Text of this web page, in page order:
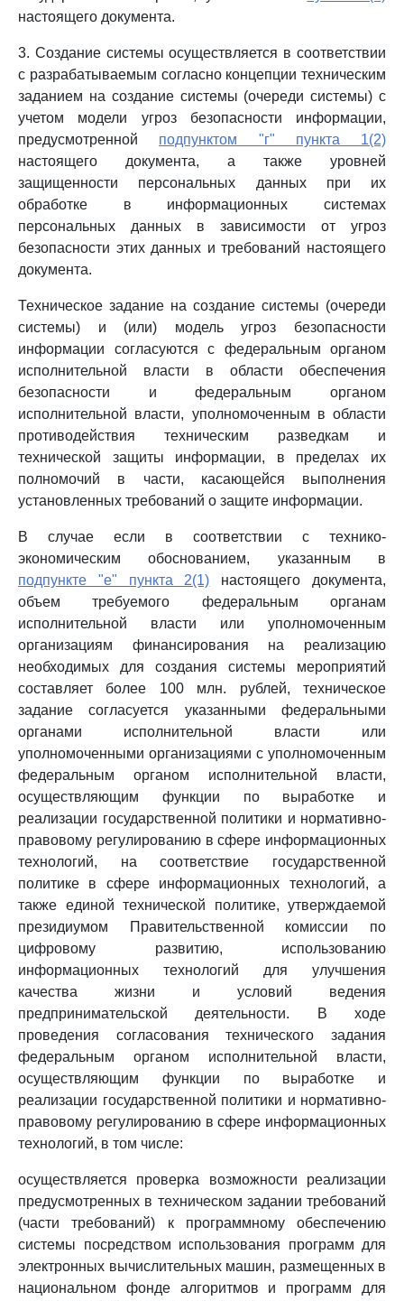
настоящего документа.
3. Создание системы осуществляется в соответствии
с разрабатываемым согласно концепции техническим
заданием на создание системы (очереди системы) с
учетом модели угроз безопасности информации,
предусмотренной подпунктом "г" пункта 1(2)
настоящего документа, а также уровней
защищенности персональных данных при их
обработке в информационных системах
персональных данных в зависимости от угроз
безопасности этих данных и требований настоящего
документа.
Техническое задание на создание системы (очереди
системы) и (или) модель угроз безопасности
информации согласуются с федеральным органом
исполнительной власти в области обеспечения
безопасности и федеральным органом
исполнительной власти, уполномоченным в области
противодействия техническим разведкам и
технической защиты информации, в пределах их
полномочий в части, касающейся выполнения
установленных требований о защите информации.
В случае если в соответствии с технико-
экономическим обоснованием, указанным в
подпункте "е" пункта 2(1) настоящего документа,
объем требуемого федеральным органам
исполнительной власти или уполномоченным
организациям финансирования на реализацию
необходимых для создания системы мероприятий
составляет более 100 млн. рублей, техническое
задание согласуется указанными федеральными
органами исполнительной власти или
уполномоченными организациями с уполномоченным
федеральным органом исполнительной власти,
осуществляющим функции по выработке и
реализации государственной политики и нормативно-
правовому регулированию в сфере информационных
технологий, на соответствие государственной
политике в сфере информационных технологий, а
также единой технической политике, утверждаемой
президиумом Правительственной комиссии по
цифровому развитию, использованию
информационных технологий для улучшения
качества жизни и условий ведения
предпринимательской деятельности. В ходе
проведения согласования технического задания
федеральным органом исполнительной власти,
осуществляющим функции по выработке и
реализации государственной политики и нормативно-
правовому регулированию в сфере информационных
технологий, в том числе:
осуществляется проверка возможности реализации
предусмотренных в техническом задании требований
(части требований) к программному обеспечению
системы посредством использования программ для
электронных вычислительных машин, размещенных в
национальном фонде алгоритмов и программ для